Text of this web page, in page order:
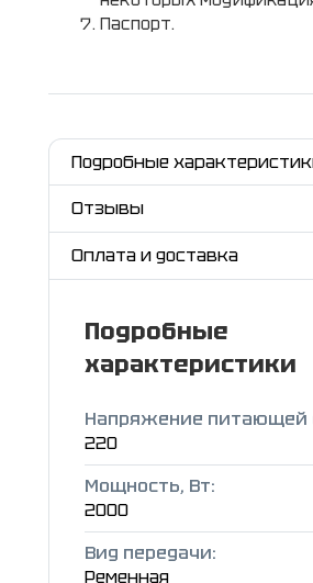
Паспорт.
Подробные
Отзывы
Оплата и доставка
Подробные
характеристики
Напряжение питающей
220
Мощность, Вт:
2000
Вид передачи:
Ременная